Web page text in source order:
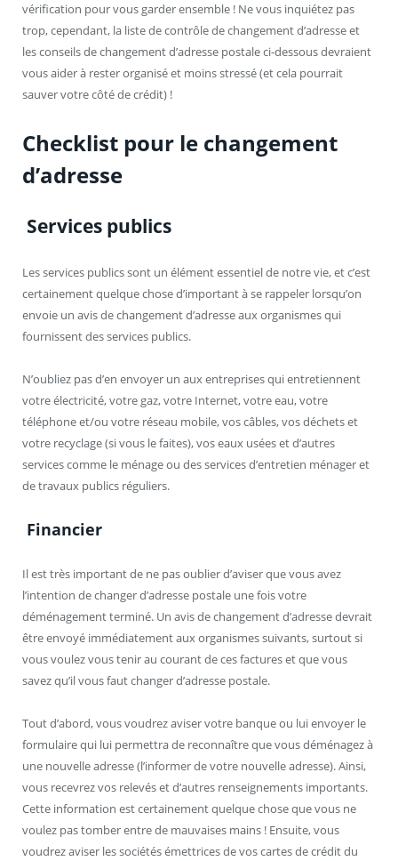
vérification pour vous garder ensemble ! Ne vous inquiétez pas
trop, cependant, la liste de contrôle de changement d’adresse et
les conseils de changement d’adresse postale ci-dessous devraient
vous aider à rester organisé et moins stressé (et cela pourrait
sauver votre côté de crédit) !
Checklist pour le changement
d’adresse
Services publics
Les services publics sont un élément essentiel de notre vie, et c’est
certainement quelque chose d’important à se rappeler lorsqu’on
envoie un avis de changement d’adresse aux organismes qui
fournissent des services publics.
N’oubliez pas d’en envoyer un aux entreprises qui entretiennent
votre électricité, votre gaz, votre Internet, votre eau, votre
téléphone et/ou votre réseau mobile, vos câbles, vos déchets et
votre recyclage (si vous le faites), vos eaux usées et d’autres
services comme le ménage ou des services d’entretien ménager et
de travaux publics réguliers.
Financier
Il est très important de ne pas oublier d’aviser que vous avez
l’intention de changer d’adresse postale une fois votre
déménagement terminé. Un avis de changement d’adresse devrait
être envoyé immédiatement aux organismes suivants, surtout si
vous voulez vous tenir au courant de ces factures et que vous
savez qu’il vous faut changer d’adresse postale.
Tout d’abord, vous voudrez aviser votre banque ou lui envoyer le
formulaire qui lui permettra de reconnaître que vous déménagez à
une nouvelle adresse (l’informer de votre nouvelle adresse). Ainsi,
vous recevrez vos relevés et d’autres renseignements importants.
Cette information est certainement quelque chose que vous ne
voulez pas tomber entre de mauvaises mains ! Ensuite, vous
voudrez aviser les sociétés émettrices de vos cartes de crédit du